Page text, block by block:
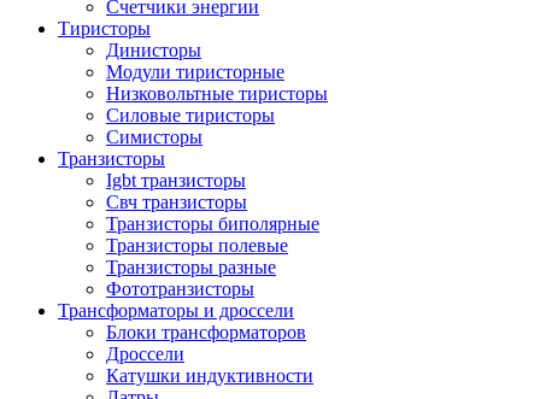
Счетчики энергии
Тиристоры
Динисторы
Модули тиристорные
Низковольтные тиристоры
Силовые тиристоры
Симисторы
Транзисторы
Igbt транзисторы
Свч транзисторы
Транзисторы биполярные
Транзисторы полевые
Транзисторы разные
Фототранзисторы
Трансформаторы и дроссели
Блоки трансформаторов
Дроссели
Катушки индуктивности